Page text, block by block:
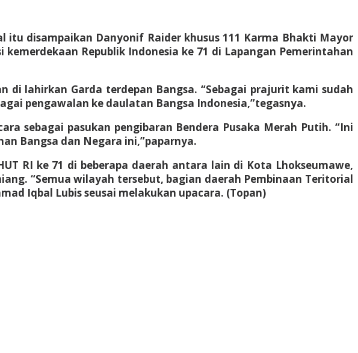
itu disampaikan Danyonif Raider khusus 111 Karma Bhakti Mayor
Republik Indonesia ke 71 di Lapangan Pemerintahan
lahirkan Garda terdepan Bangsa. “Sebagai prajurit kami sudah
pengawalan ke daulatan Bangsa Indonesia,”tegasnya.
sebagai pasukan pengibaran Bendera Pusaka Merah Putih. “Ini
Bangsa dan Negara ini,”paparnya.
RI ke 71 di beberapa daerah antara lain di Kota Lhokseumawe,
“Semua wilayah tersebut, bagian daerah Pembinaan Teritorial
Iqbal Lubis seusai melakukan upacara. (Topan)